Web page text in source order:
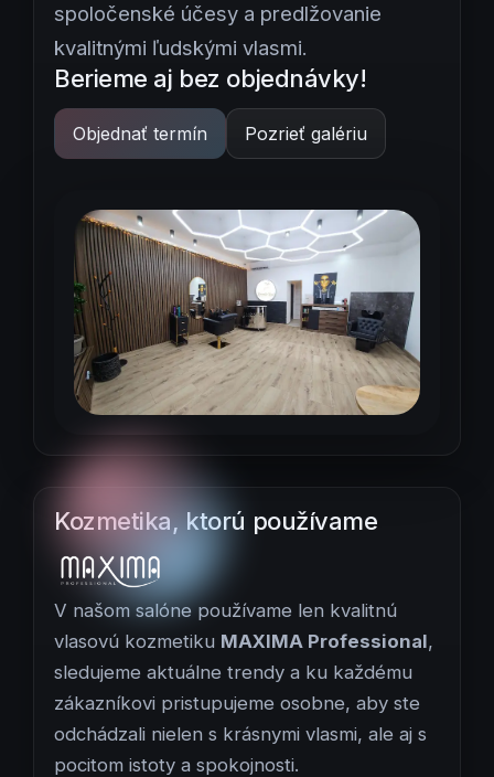
spoločenské účesy a predlžovanie
kvalitnými ľudskými vlasmi.
Berieme aj bez objednávky!
Objednať termín Pozrieť galériu
Kozmetika, ktorú používame
V našom salóne používame len kvalitnú
vlasovú kozmetiku MAXIMA Professional,
sledujeme aktuálne trendy a ku každému
zákazníkovi pristupujeme osobne, aby ste
odchádzali nielen s krásnymi vlasmi, ale aj s
pocitom istoty a spokojnosti.